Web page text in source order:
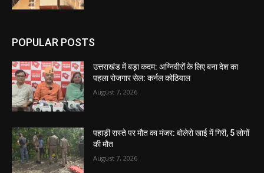
POPULAR POSTS
उत्तराखंड में बड़ा कदम: अग्निवीरों के लिए बना देश का
पहला रोजगार सेल: कर्नल कोठियाल
August 7, 2026
पहाड़ी रास्ते पर मौत का मंजर: बोलेरो खाई में गिरी, 5 लोगों
की मौत
August 7, 2026